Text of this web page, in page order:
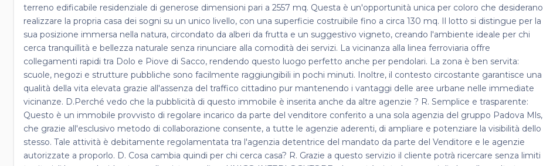
terreno edificabile residenziale di generose dimensioni pari a 2557 mq. Questa è un'opportunità unica per coloro che desiderano
realizzare la propria casa dei sogni su un unico livello, con una superficie costruibile fino a circa 130 mq. Il lotto si distingue per la
sua posizione immersa nella natura, circondato da alberi da frutta e un suggestivo vigneto, creando l'ambiente ideale per chi
cerca tranquillità e bellezza naturale senza rinunciare alla comodità dei servizi. La vicinanza alla linea ferroviaria offre
collegamenti rapidi tra Dolo e Piove di Sacco, rendendo questo luogo perfetto anche per pendolari. La zona è ben servita:
scuole, negozi e strutture pubbliche sono facilmente raggiungibili in pochi minuti. Inoltre, il contesto circostante garantisce una
qualità della vita elevata grazie all'assenza del traffico cittadino pur mantenendo i vantaggi delle aree urbane nelle immediate
vicinanze. D.Perché vedo che la pubblicità di questo immobile è inserita anche da altre agenzie ? R. Semplice e trasparente:
Questo è un immobile provvisto di regolare incarico da parte del venditore conferito a una sola agenzia del gruppo Padova Mls,
che grazie all'esclusivo metodo di collaborazione consente, a tutte le agenzie aderenti, di ampliare e potenziare la visibilità dello
stesso. Tale attività è debitamente regolamentata tra l'agenzia detentrice del mandato da parte del Venditore e le agenzie
autorizzate a proporlo. D. Cosa cambia quindi per chi cerca casa? R. Grazie a questo servizio il cliente potrà ricercare senza limiti